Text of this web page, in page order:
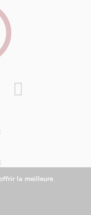
la meilleure